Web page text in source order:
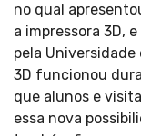
no qual
a impressora 3D, e
pela Universidade
3D funcionou
que alunos e
essa nova